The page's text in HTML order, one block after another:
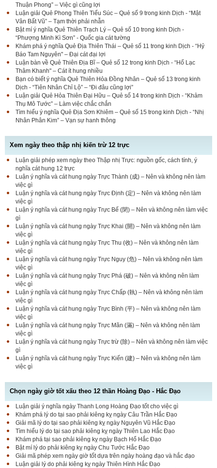
Thuận Phong” – Việc gì cũng lợi
Luận giải Quẻ Phong Thiên Tiểu Súc – Quẻ số 9 trong kinh Dịch - “Mật
Vân Bất Vũ” – Tạm thời phải nhẫn
Bật mí ý nghĩa Quẻ Thiên Trạch Lý – Quẻ số 10 trong kinh Dịch -
“Phượng Minh Kì Sơn” - Quốc gia cát tường
Khám phá ý nghĩa Quẻ Địa Thiên Thái – Quẻ số 11 trong kinh Dịch - “Hỷ
Báo Tam Nguyên" – Đại cát đại lợi
Luận bàn về Quẻ Thiên Địa Bĩ – Quẻ số 12 trong kinh Dịch - “Hổ Lạc
Thâm Khanh" – Cát ít hung nhiều
Bạn có biết ý nghĩa Quẻ Thiên Hỏa Đồng Nhân – Quẻ số 13 trong kinh
Dịch - “Tiên Nhân Chỉ Lộ” – “Đi đâu cũng lợi”
Luận giải Quẻ Hỏa Thiên Đại Hữu – Quẻ số 14 trong kinh Dịch - “Khảm
Thụ Mô Tước” – Làm việc chắc chắn
Tìm hiểu ý nghĩa Quẻ Địa Sơn Khiêm – Quẻ số 15 trong kinh Dịch - “Nhị
Nhân Phân Kim” – Vạn sự hanh thông
Xem ngày theo thập nhị kiến trừ 12 trực
Luận giải phép xem ngày theo Thập nhị Trực: nguồn gốc, cách tính, ý
nghĩa cát hung 12 trực
Luận ý nghĩa và cát hung ngày Trực Thành (成) – Nên và không nên làm
việc gì
Luận ý nghĩa và cát hung ngày Trực Định (定) – Nên và không nên làm
việc gì
Luận ý nghĩa và cát hung ngày Trực Bế (閉) – Nên và không nên làm việc
gì
Luận ý nghĩa và cát hung ngày Trực Khai (開) – Nên và không nên làm
việc gì
Luận ý nghĩa và cát hung ngày Trực Thu (收) – Nên và không nên làm
việc gì
Luận ý nghĩa và cát hung ngày Trực Nguy (危) – Nên và không nên làm
việc gì
Luận ý nghĩa và cát hung ngày Trực Phá (破) – Nên và không nên làm
việc gì
Luận ý nghĩa và cát hung ngày Trực Chấp (執) – Nên và không nên làm
việc gì
Luận ý nghĩa và cát hung ngày Trực Bình (平) – Nên và không nên làm
việc gì
Luận ý nghĩa và cát hung ngày Trực Mãn (滿) – Nên và không nên làm
việc gì
Luận ý nghĩa và cát hung ngày Trực trừ (除) – Nên và không nên làm việc
gì
Luận ý nghĩa và cát hung ngày Trực Kiến (建) – Nên và không nên làm
việc gì
Chọn ngày giờ tốt xấu theo 12 thần Hoàng Đạo - Hắc Đạo
Luận giải ý nghĩa ngày Thanh Long Hoàng Đạo tốt cho việc gì
Khám phá lý do tại sao phải kiêng kỵ ngày Câu Trần Hắc Đạo
Giải mã lý do tại sao phải kiêng kỵ ngày Nguyên Vũ Hắc Đạo
Tìm hiểu lý do tại sao phải kiêng kỵ ngày Thiên Lao Hắc Đạo
Khám phá tại sao phải kiêng kỵ ngày Bạch Hổ Hắc Đạo
Bật mí lý do phải kiêng kỵ ngày Chu Tước Hắc Đạo
Giải mã phép xem ngày giờ tốt dựa trên ngày hoàng đạo và hắc đạo
Luận giải lý do phải kiêng kỵ ngày Thiên Hình Hắc Đạo
Luận bàn Sao Phòng tốt hay xấu – Tính chất và ý
nghĩa Phòng Nhật Thố
Bật mí Sao Đê tốt hay xấu – Tính chất và ý nghĩa
Đê Thổ Lạc